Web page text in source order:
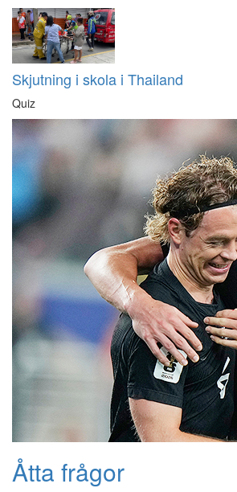
Skjutning i skola i Thailand
Quiz
Åtta frågor